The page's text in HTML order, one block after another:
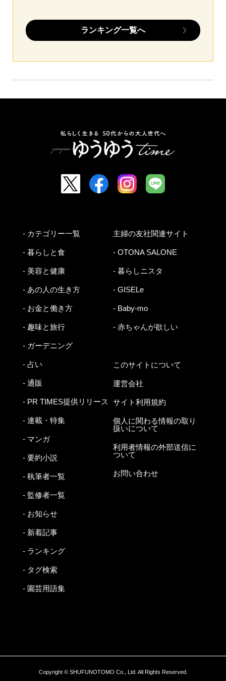
ランキング一覧へ
- カテゴリー一覧
- 暮らしと食
- 美容と健康
- あの人の生き方
- お金と働き方
- 趣味と旅行
- ガーデニング
- 占い
- 通販
- PR TIMES提供リリース
- 連載・特集
- マンガ
- 要約小説
- 執筆者一覧
- 監修者一覧
- お知らせ
- 新着記事
- ランキング
- タグ検索
- 園芸用語集
主婦の友社関連サイト
- OTONA SALONE
- 暮らしニスタ
- GISELe
- Baby-mo
- 赤ちゃんが欲しい
このサイトについて
運営会社
サイト利用規約
個人に関わる情報の取り
扱いについて
利用者情報の外部送信に
ついて
お問い合わせ
Copyright © SHUFUNOTOMO Co., Ltd. All Rights Reserved.